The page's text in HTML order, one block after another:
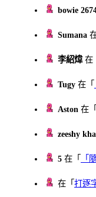
bowie
Sumana
李紹煒在
Tugy 在「
Aston 在「
zeeshy
5 在「 「
在「打逐